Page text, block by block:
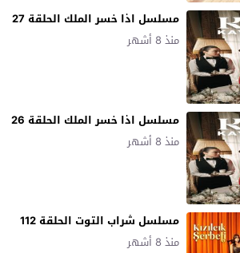
مسلسل اذا خسر الملك الحلقة 27
منذ 8 أشهر
مسلسل اذا خسر الملك الحلقة 26
منذ 8 أشهر
مسلسل شراب التوت الحلقة 112
منذ 8 أشهر